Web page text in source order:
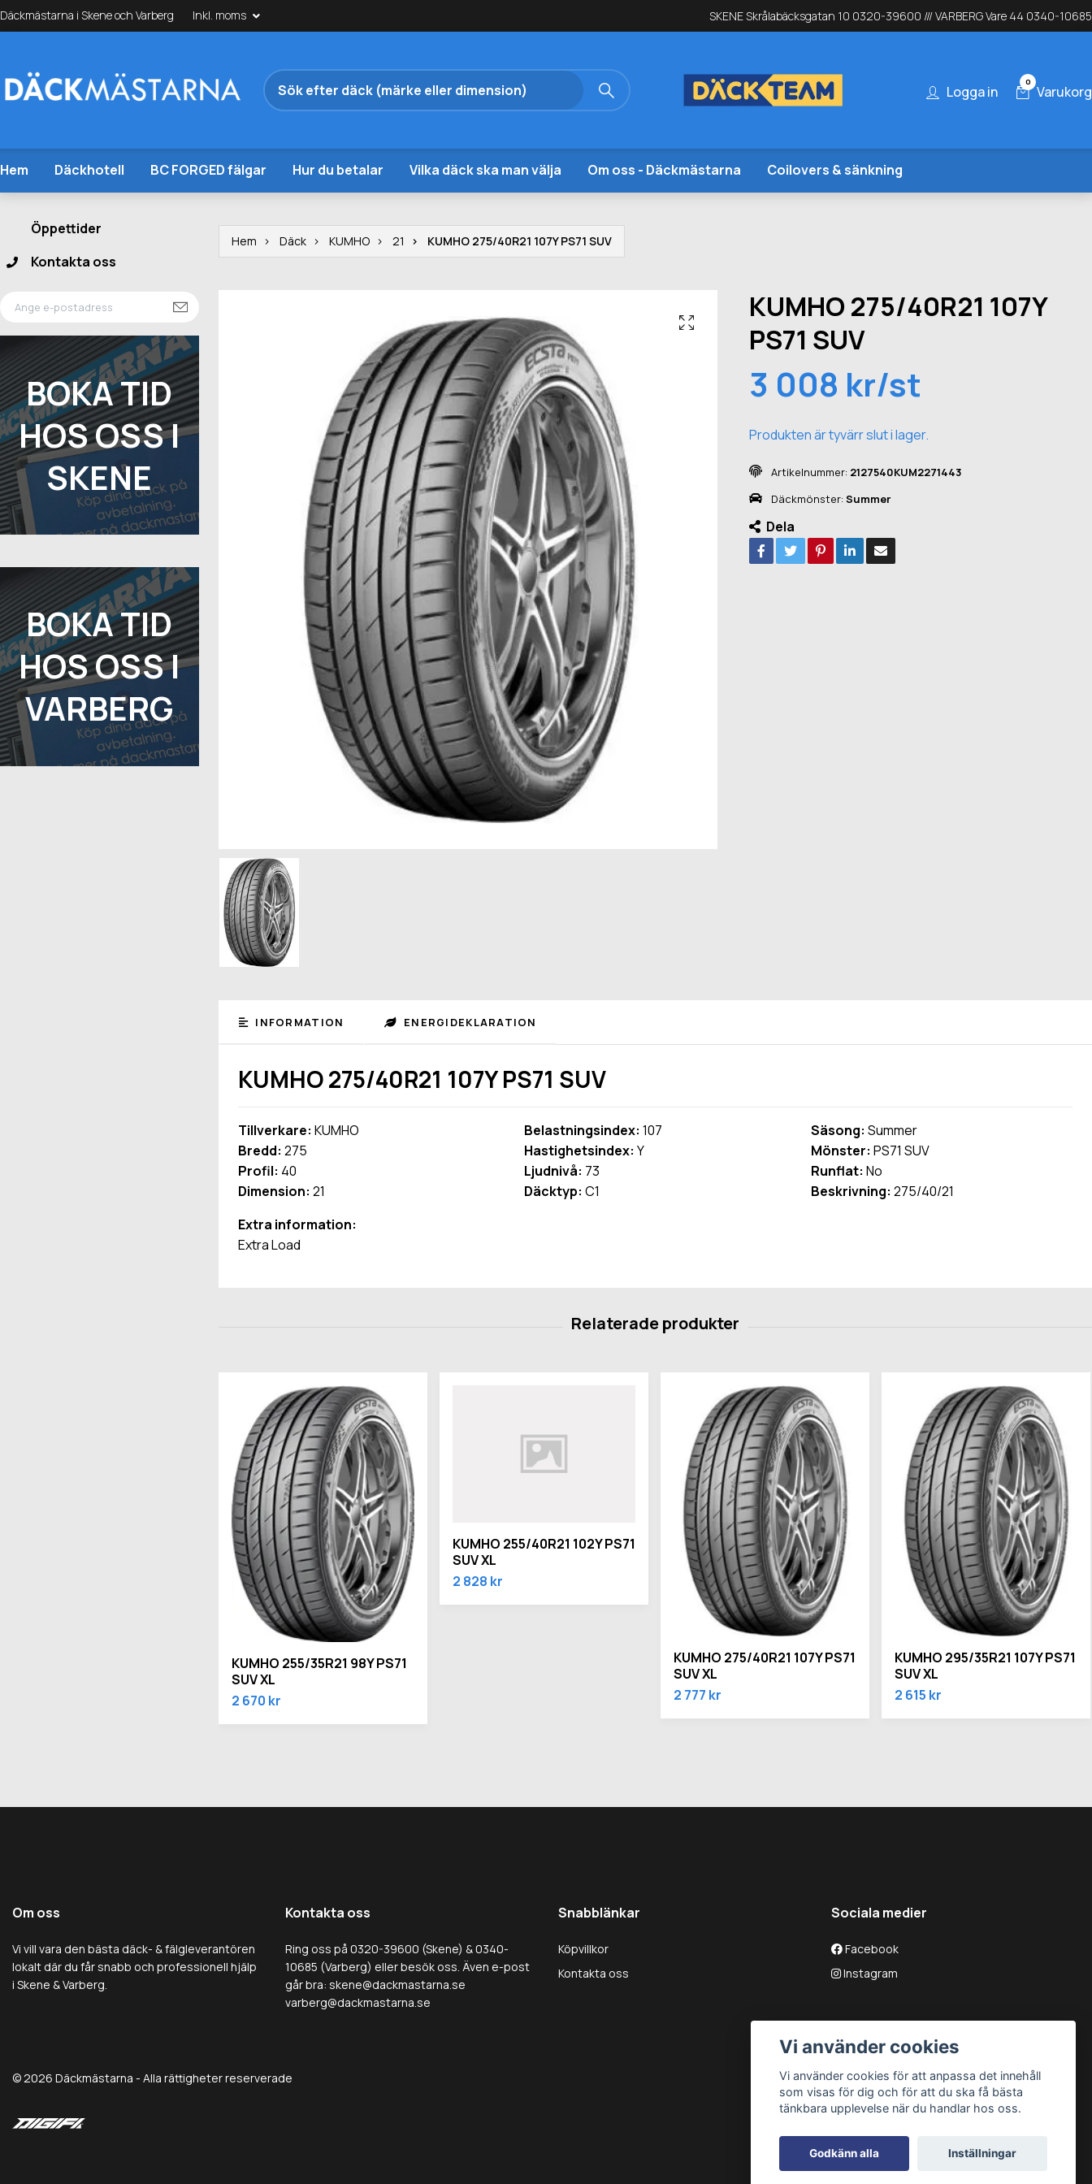
Däckmästarna i Skene och Varberg Inkl. moms SKENE Skrålabäcksgatan 10 0320-39600 /// VARBERG Vare 44 0340-10685
Logga in
0
Varukorg
Hem Däckhotell BC FORGED fälgar Hur du betalar Vilka däck ska man välja Om oss - Däckmästarna Coilovers & sänkning
Öppettider
Kontakta oss
BOKA TID
HOS OSS I
SKENE
BOKA TID
HOS OSS I
VARBERG
Hem Däck KUMHO 21 KUMHO 275/40R21 107Y PS71 SUV
KUMHO 275/40R21 107Y
PS71 SUV
3 008 kr/st
Produkten är tyvärr slut i lager.
Artikelnummer: 2127540KUM2271443
Däckmönster: Summer
Dela
INFORMATION ENERGIDEKLARATION
KUMHO 275/40R21 107Y PS71 SUV
Tillverkare: KUMHO
Bredd: 275
Profil: 40
Dimension: 21
Belastningsindex: 107
Hastighetsindex: Y
Ljudnivå: 73
Däcktyp: C1
Säsong: Summer
Mönster: PS71 SUV
Runflat: No
Beskrivning: 275/40/21
Extra information:
Extra Load
KUMHO 255/35R21 98Y PS71
SUV XL
2 670 kr
KUMHO 255/40R21 102Y PS71
SUV XL
2 828 kr
KUMHO 275/40R21 107Y PS71
SUV XL
2 777 kr
KUMHO 295/35R21 107Y PS71
SUV XL
2 615 kr
Om oss
Vi vill vara den bästa däck- & fälgleverantören
lokalt där du får snabb och professionell hjälp
i Skene & Varberg.
Kontakta oss
Ring oss på 0320-39600 (Skene) & 0340-
10685 (Varberg) eller besök oss. Även e-post
går bra: skene@dackmastarna.se
varberg@dackmastarna.se
Snabblänkar
Köpvillkor
Kontakta oss
Sociala medier
Facebook
Instagram
© 2026 Däckmästarna - Alla rättigheter reserverade
Vi använder cookies
Vi använder cookies för att anpassa det innehåll
som visas för dig och för att du ska få bästa
tänkbara upplevelse när du handlar hos oss.
Godkänn alla Inställningar